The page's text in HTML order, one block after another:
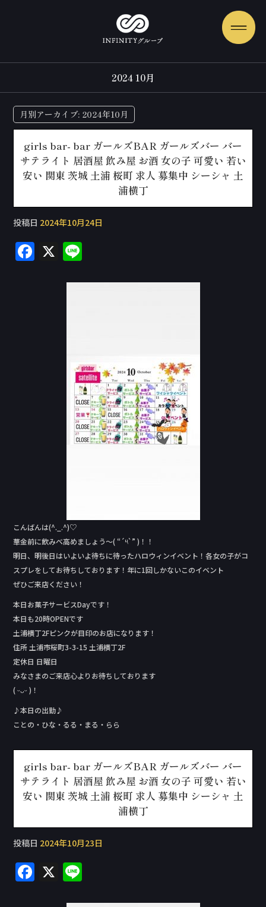
2024 10月
月別アーカイブ: 2024年10月
girls bar- bar ガールズBAR ガールズバー バー
サテライト 居酒屋 飲み屋 お酒 女の子 可愛い 若い
安い 関東 茨城 土浦 桜町 求人 募集中 シーシャ 土
浦横丁
投稿日 2024年10月24日
F X
e
こんばんは(^._.^)♡
華金前に飲みべ高めましょう〜( “´༥`” )！！
明日、明後日はいよいよ待ちに待ったハロウィンイベント！各女の子がコ
スプレをしてお待ちしております！年に1回しかないこのイベント
ぜひご来店ください！
本日お菓子サービスDay‬です！
本日も20時OPENです
土浦横丁2Fピンクが目印のお店になります！
住所 土浦市桜町3-3-15 土浦横丁2F
定休日 日曜日
みなさまのご来店心よりお待ちしております
( ᵕᴗᵕ )！
♪本日の出勤♪
ことの・ひな・るる・まる・らら
girls bar- bar ガールズBAR ガールズバー バー
サテライト 居酒屋 飲み屋 お酒 女の子 可愛い 若い
安い 関東 茨城 土浦 桜町 求人 募集中 シーシャ 土
浦横丁
投稿日 2024年10月23日
F X